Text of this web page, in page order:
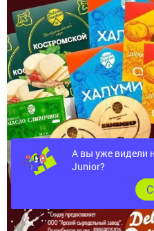
А вы уже видели
Junior?